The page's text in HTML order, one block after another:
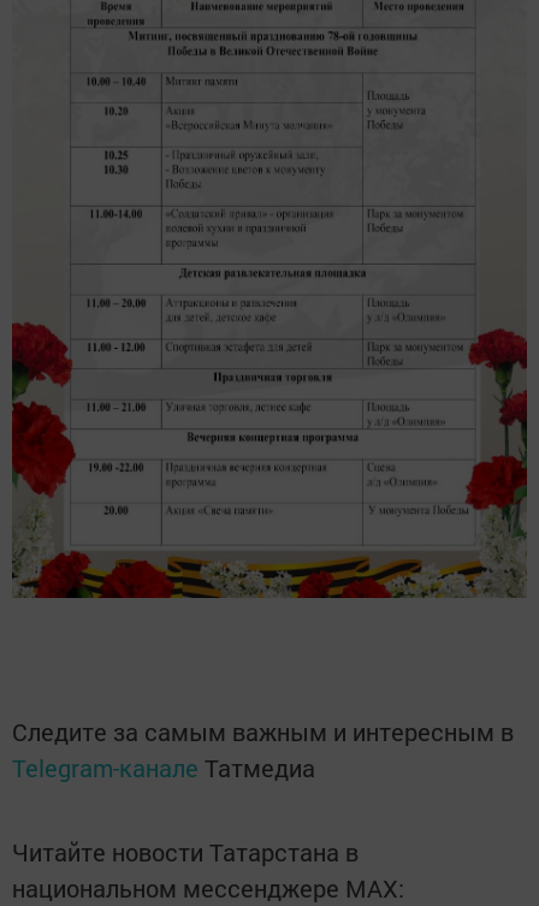
Следите за самым важным и интересным в
Telegram-канале Татмедиа
Читайте новости Татарстана в
национальном мессенджере MАХ: